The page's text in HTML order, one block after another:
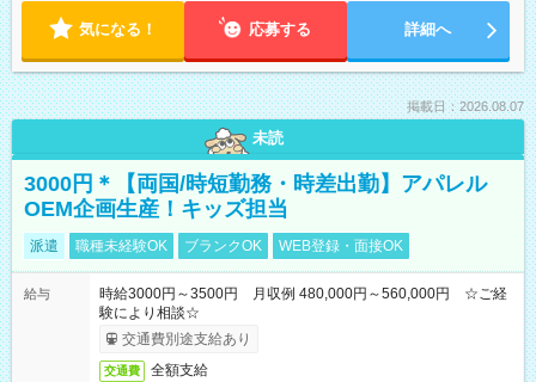
気になる！ 応募する 詳細へ
掲載日：2026.08.07
未読
3000円＊【両国/時短勤務・時差出勤】アパレル
OEM企画生産！キッズ担当
派遣 職種未経験OK ブランクOK WEB登録・面接OK
給与
時給3000円～3500円 月収例 480,000円～560,000円 ☆ご経
験により相談☆
交通費別途支給あり
交通費 全額支給